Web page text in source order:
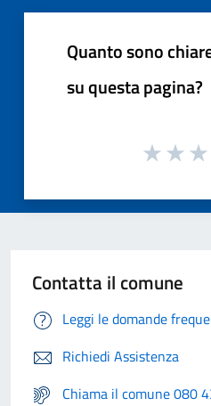
Quanto sono
su questa pagina?
Contatta il comune
Leggi le domande
Richiedi Assistenza
Chiama il comune 080